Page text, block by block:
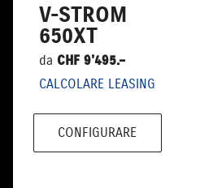
V-STROM
650XT
da CHF 9'495.–
CALCOLARE LEASING
CONFIGURARE